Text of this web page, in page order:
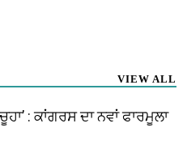
VIEW ALL
: ਕਾਂਗਰਸ ਦਾ ਨਵਾਂ ਫਾਰਮੂਲਾ